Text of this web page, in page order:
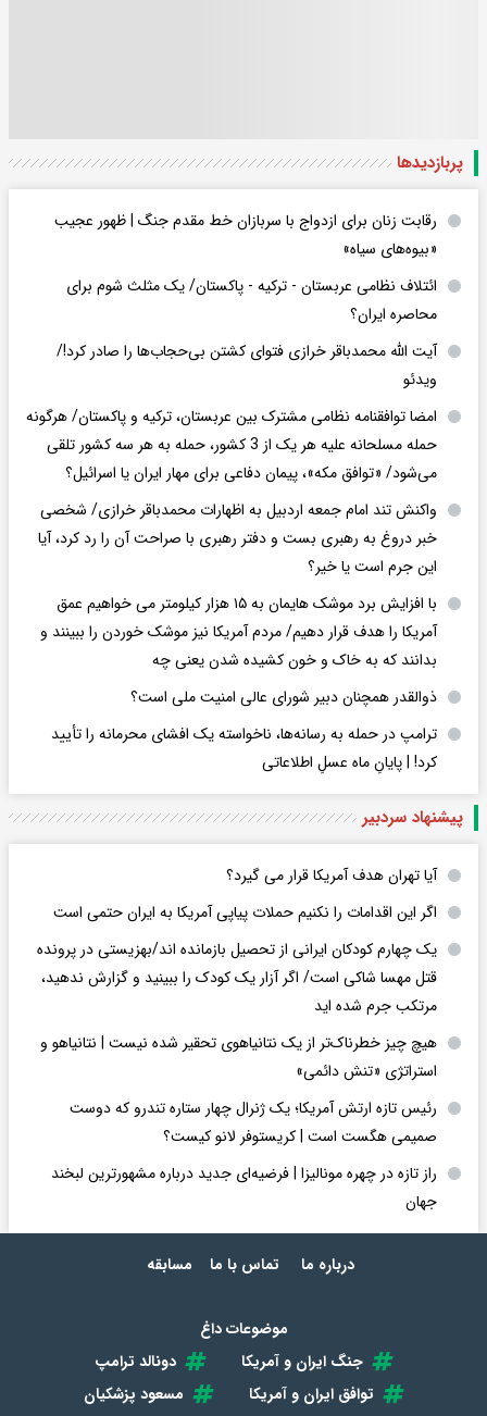
پربازدید‌ها
رقابت زنان برای ازدواج با سربازان خط مقدم جنگ | ظهور عجیب
«بیوه‌های سیاه»
ائتلاف نظامی عربستان - ترکیه - پاکستان/ یک مثلث شوم برای
محاصره ایران؟
آیت الله محمدباقر خرازی فتوای کشتن بی‌حجاب‌ها را صادر کرد!/
ویدئو
امضا توافقنامه نظامی مشترک بین عربستان، ترکیه و پاکستان/ هرگونه
حمله مسلحانه علیه هر یک از 3 کشور، حمله به هر سه کشور تلقی
می‌شود/ «توافق مکه»، پیمان دفاعی برای مهار ایران یا اسرائیل؟
واکنش تند امام جمعه اردبیل به اظهارات محمدباقر خرازی/ شخصی
خبر دروغ به رهبری بست و دفتر رهبری با صراحت آن را رد کرد، آیا
این جرم است یا خیر؟
با افزایش برد موشک هایمان به ۱۵ هزار کیلومتر می خواهیم عمق
آمریکا را هدف قرار دهیم/ مردم آمریکا نیز موشک خوردن را ببینند و
بدانند که به خاک و خون کشیده شدن یعنی چه
ذوالقدر همچنان دبیر شورای ‌عالی امنیت ملی است؟
ترامپ در حمله‌ به رسانه‌ها، ناخواسته یک افشای محرمانه را تأیید
کرد! |‌ پایانِ ماه عسلِ اطلاعاتی
پیشنهاد سردبیر
آیا تهران هدف آمریکا قرار می گیرد؟
اگر این اقدامات را نکنیم حملات پیاپی آمریکا به ایران حتمی است
یک چهارم کودکان ایرانی از تحصیل بازمانده اند/بهزیستی در پرونده
قتل مهسا شاکی است/ اگر آزار یک کودک را ببینید و گزارش ندهید،
مرتکب جرم شده اید
هیچ چیز خطرناک‌تر از یک نتانیاهوی تحقیر شده نیست | نتانیاهو و
استراتژی «تنش دائمی»
رئیس تازه ارتش آمریکا؛ یک ژنرال چهار ستاره تندرو که دوست
صمیمی هگست است | کریستوفر لانو کیست؟
راز تازه در چهره مونالیزا | فرضیه‌ای جدید درباره مشهورترین لبخند
جهان
درباره ما تماس با ما مسابقه
موضوعات داغ
جنگ ایران و آمریکا
دونالد ترامپ
توافق ایران و آمریکا
مسعود پزشکیان